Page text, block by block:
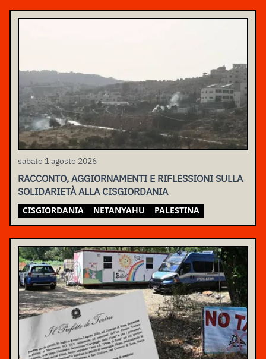
sabato 1 agosto 2026
RACCONTO, AGGIORNAMENTI E RIFLESSIONI SULLA
SOLIDARIETÀ ALLA CISGIORDANIA
CISGIORDANIA NETANYAHU PALESTINA